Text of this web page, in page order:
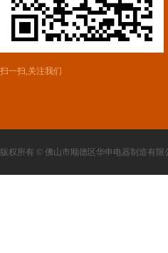
扫一扫,关注我们
版权所有 © 佛山市顺德区华申电器制造有限